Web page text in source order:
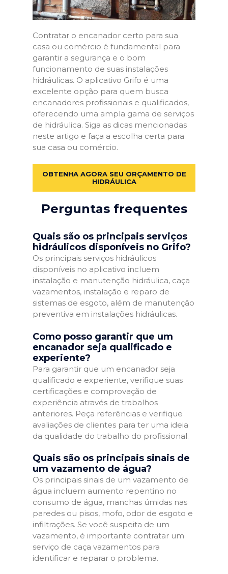
Contratar o encanador certo para sua
casa ou comércio é fundamental para
garantir a segurança e o bom
funcionamento de suas instalações
hidráulicas. O aplicativo Grifo é uma
excelente opção para quem busca
encanadores profissionais e qualificados,
oferecendo uma ampla gama de serviços
de hidráulica. Siga as dicas mencionadas
neste artigo e faça a escolha certa para
sua casa ou comércio.
OBTENHA AGORA SEU ORÇAMENTO DE
HIDRÁULICA
Perguntas frequentes
Quais são os principais serviços
hidráulicos disponíveis no Grifo?
Os principais serviços hidráulicos
disponíveis no aplicativo incluem
instalação e manutenção hidráulica, caça
vazamentos, instalação e reparo de
sistemas de esgoto, além de manutenção
preventiva em instalações hidráulicas.
Como posso garantir que um
encanador seja qualificado e
experiente?
Para garantir que um encanador seja
qualificado e experiente, verifique suas
certificações e comprovação de
experiência através de trabalhos
anteriores. Peça referências e verifique
avaliações de clientes para ter uma ideia
da qualidade do trabalho do profissional.
Quais são os principais sinais de
um vazamento de água?
Os principais sinais de um vazamento de
água incluem aumento repentino no
consumo de água, manchas úmidas nas
paredes ou pisos, mofo, odor de esgoto e
infiltrações. Se você suspeita de um
vazamento, é importante contratar um
serviço de caça vazamentos para
identificar e reparar o problema.